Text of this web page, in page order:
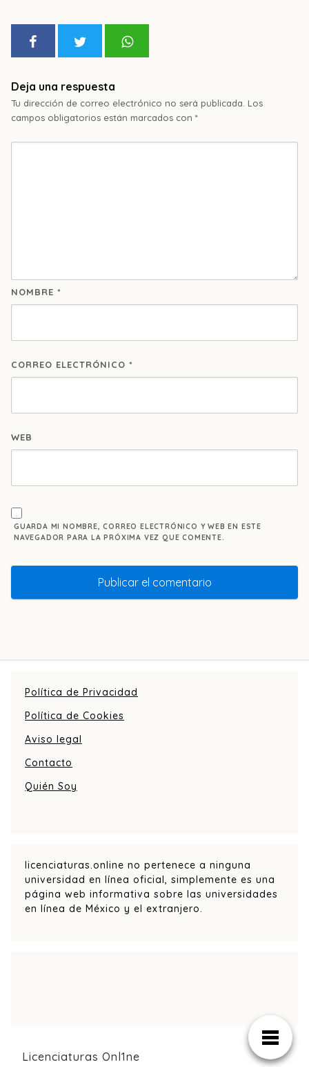
Deja una respuesta
Tu dirección de correo electrónico no será publicada. Los
campos obligatorios están marcados con *
NOMBRE *
CORREO ELECTRÓNICO *
WEB
GUARDA MI NOMBRE, CORREO ELECTRÓNICO Y WEB EN ESTE
NAVEGADOR PARA LA PRÓXIMA VEZ QUE COMENTE.
Política de Privacidad
Política de Cookies
Aviso legal
Contacto
Quién Soy
licenciaturas.online no pertenece a ninguna
universidad en línea oficial, simplemente es una
página web informativa sobre las universidades
en línea de México y el extranjero.
Licenciaturas Onl1ne